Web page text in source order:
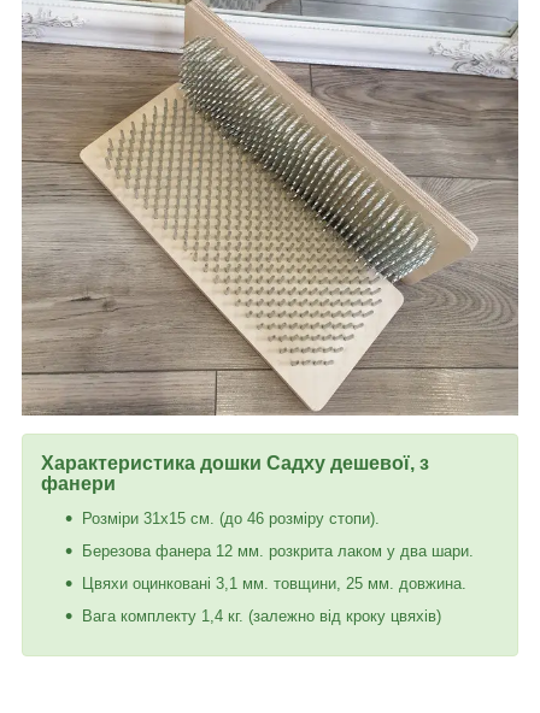
Характеристика дошки Садху дешевої, з
фанери
Розміри 31х15 см. (до 46 розміру стопи).
Березова фанера 12 мм. розкрита лаком у два шари.
Цвяхи оцинковані 3,1 мм. товщини, 25 мм. довжина.
Вага комплекту 1,4 кг. (залежно від кроку цвяхів)